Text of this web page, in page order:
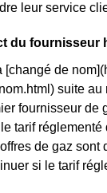
leur service
du fournisseur
de
suite
fournisseur
tarif
de gaz
si le tarif